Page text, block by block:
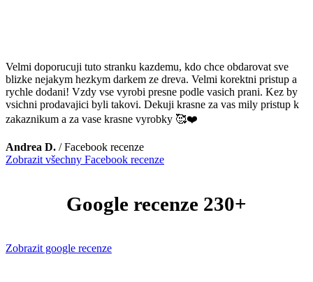
Velmi doporucuji tuto stranku kazdemu, kdo chce obdarovat sve
blizke nejakym hezkym darkem ze dreva. Velmi korektni pristup a
rychle dodani! Vzdy vse vyrobi presne podle vasich prani. Kez by
vsichni prodavajici byli takovi. Dekuji krasne za vas mily pristup k
zakaznikum a za vase krasne vyrobky 🥰❤️
Andrea D. /Facebook recenze
Zobrazit všechny Facebook recenze
Google recenze 230+
Zobrazit google recenze